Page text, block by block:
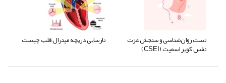
تست روان‌شناسی و سنجش عزت
نفس کوپر اسمیت (CSEI)
نارسایی دریچه میترال قلب چیست